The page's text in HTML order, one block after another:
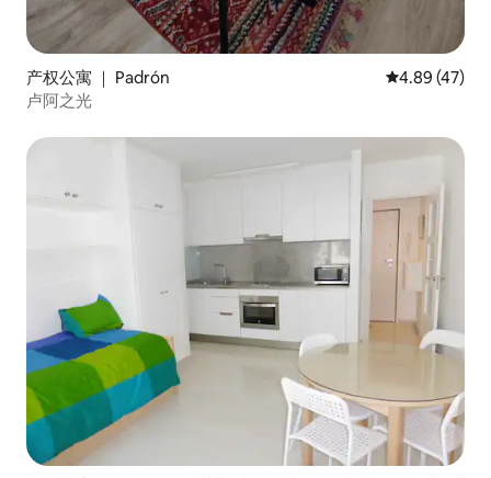
产权公寓 ｜ Padrón 平均评分
4.89 (47)
卢阿之光